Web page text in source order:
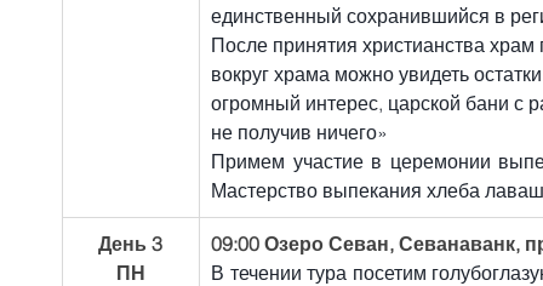
единственный сохранившийся в
После принятия христианства
вокруг храма можно увидеть
огромный интерес, царской бани с
не получив ничего»
Примем участие в церемонии
Мастерство выпекания хлеба
День 3
ПН
09:00 Озеро Севан, Севанаванк,
В течении тура посетим